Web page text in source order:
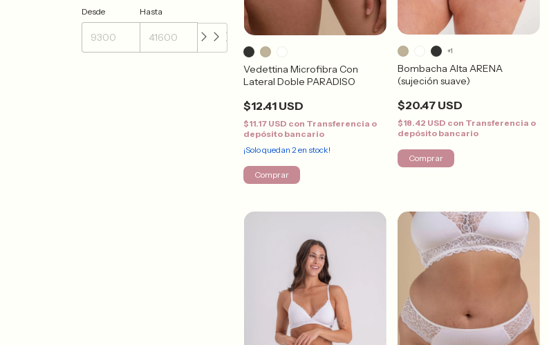
Desde Hasta
Vedettina Microfibra Con
Lateral Doble PARADISO
$12.41 USD
$11.17 USD con Transferencia o
depósito bancario
¡Solo quedan2 en stock!
Comprar
Bombacha Alta ARENA
(sujeción suave)
$20.47 USD
$18.42 USD con Transferencia o
depósito bancario
+1
Comprar